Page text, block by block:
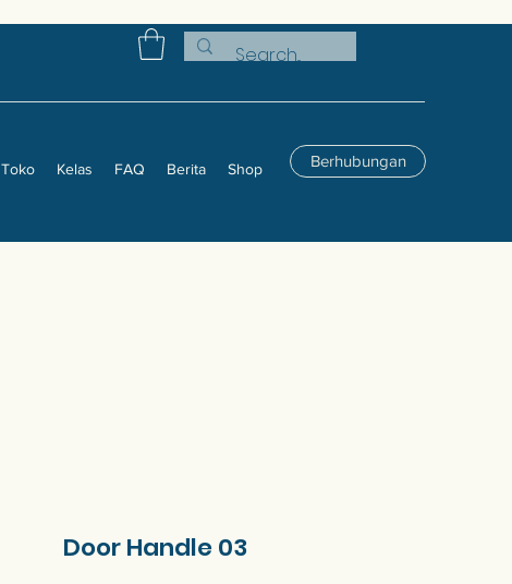
Toko Kelas FAQ Berita Shop Berhubungan
Door Handle 03